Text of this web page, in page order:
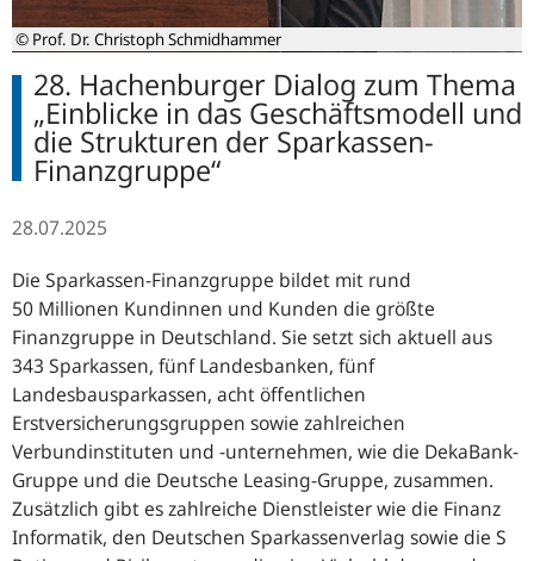
© Prof. Dr. Christoph Schmidhammer
28. Hachenburger Dialog zum Thema
„Einblicke in das Geschäftsmodell und
die Strukturen der Sparkassen-
Finanzgruppe“
28.07.2025
Die Sparkassen-Finanzgruppe bildet mit rund
50 Millionen Kundinnen und Kunden die größte
Finanzgruppe in Deutschland. Sie setzt sich aktuell aus
343 Sparkassen, fünf Landesbanken, fünf
Landesbausparkassen, acht öffentlichen
Erstversicherungsgruppen sowie zahlreichen
Verbundinstituten und -unternehmen, wie die DekaBank-
Gruppe und die Deutsche Leasing-Gruppe, zusammen.
Zusätzlich gibt es zahlreiche Dienstleister wie die Finanz
Informatik, den Deutschen Sparkassenverlag sowie die S